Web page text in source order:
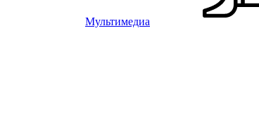
Мультимедиа